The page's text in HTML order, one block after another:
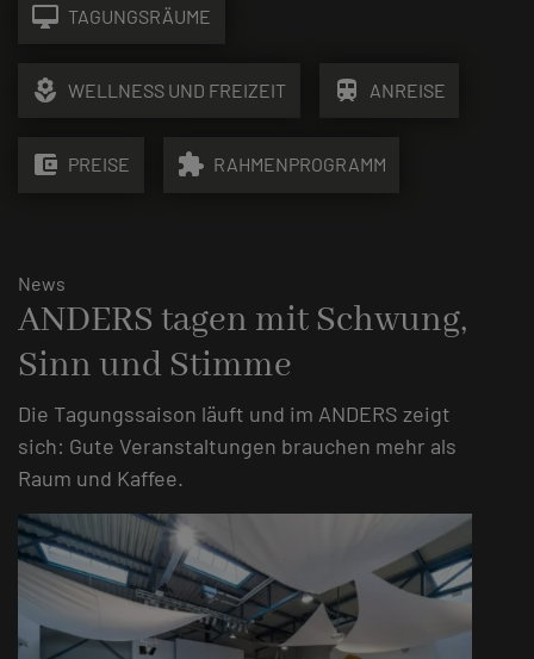
desktop_mac TAGUNGSRÄUME
local_florist WELLNESS UND FREIZEIT train ANREISE
account_balance_wallet PREISE extension RAHMENPROGRAMM
News
ANDERS tagen mit Schwung,
Sinn und Stimme
Die Tagungssaison läuft und im ANDERS zeigt
sich: Gute Veranstaltungen brauchen mehr als
Raum und Kaffee.